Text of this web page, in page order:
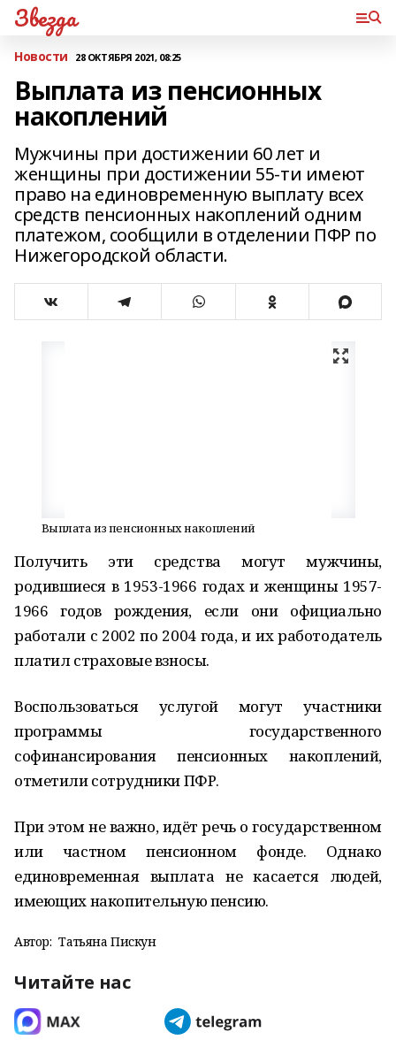
Звезда
Новости 28 ОКТЯБРЯ 2021, 08:25
Выплата из пенсионных
накоплений
Мужчины при достижении 60 лет и
женщины при достижении 55-ти имеют
право на единовременную выплату всех
средств пенсионных накоплений одним
платежом, сообщили в отделении ПФР по
Нижегородской области.
Выплата из пенсионных накоплений
Получить эти средства могут мужчины,
родившиеся в 1953-1966 годах и женщины 1957-
1966 годов рождения, если они официально
работали с 2002 по 2004 года, и их работодатель
платил страховые взносы.
Воспользоваться услугой могут участники
программы государственного
софинансирования пенсионных накоплений,
отметили сотрудники ПФР.
При этом не важно, идёт речь о государственном
или частном пенсионном фонде. Однако
единовременная выплата не касается людей,
имеющих накопительную пенсию.
Автор: Татьяна Пискун
Читайте нас